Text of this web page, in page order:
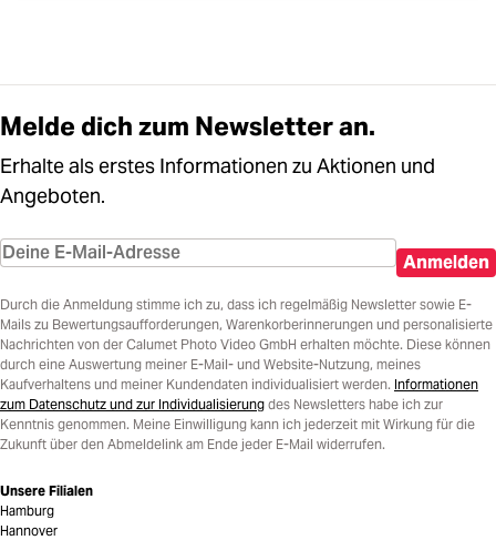
Melde dich zum Newsletter an.
Erhalte als erstes Informationen zu Aktionen und
Angeboten.
Anmelden
Durch die Anmeldung stimme ich zu, dass ich regelmäßig Newsletter sowie E-
Mails zu Bewertungsaufforderungen, Warenkorberinnerungen und personalisierte
Nachrichten von der Calumet Photo Video GmbH erhalten möchte. Diese können
durch eine Auswertung meiner E-Mail- und Website-Nutzung, meines
Kaufverhaltens und meiner Kundendaten individualisiert werden. Informationen
zum Datenschutz und zur Individualisierung des Newsletters habe ich zur
Kenntnis genommen. Meine Einwilligung kann ich jederzeit mit Wirkung für die
Zukunft über den Abmeldelink am Ende jeder E-Mail widerrufen.
Unsere Filialen
Hamburg
Hannover